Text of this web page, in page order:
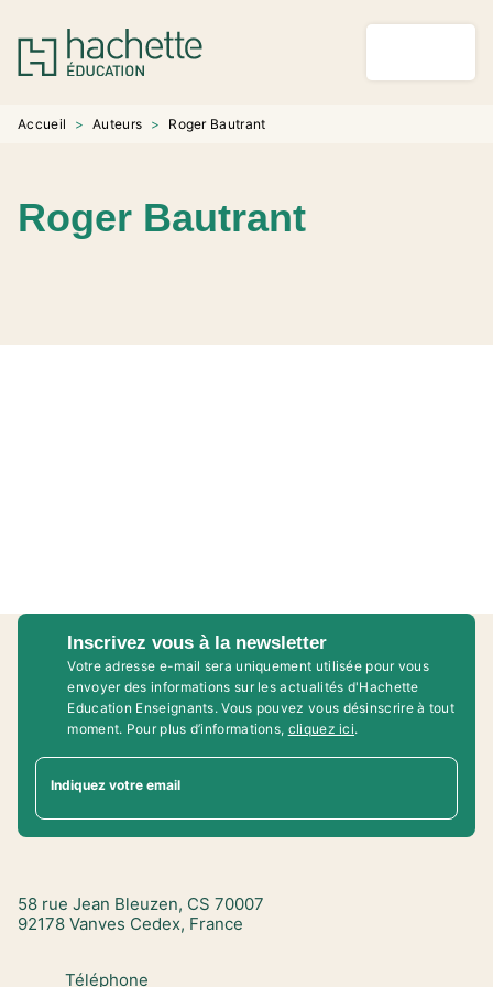
MENU RECHERCHE
PIED DE PAGE
Accueil > Auteurs > Roger Bautrant
Roger Bautrant
Inscrivez vous à la newsletter
Votre adresse e-mail sera uniquement utilisée pour vous
envoyer des informations sur les actualités d'Hachette
Education Enseignants. Vous pouvez vous désinscrire à tout
moment. Pour plus d’informations, cliquez ici.
Indiquez votre email
58 rue Jean Bleuzen, CS 70007
92178 Vanves Cedex, France
Téléphone